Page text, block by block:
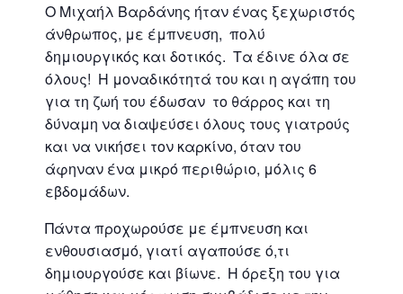
Ο Μιχαήλ Βαρδάνης ήταν ένας ξεχωριστός
άνθρωπος, με έμπνευση, πολύ
δημιουργικός και δοτικός. Τα έδινε όλα σε
όλους! Η μοναδικότητά του και η αγάπη του
για τη ζωή του έδωσαν το θάρρος και τη
δύναμη να διαψεύσει όλους τους γιατρούς
και να νικήσει τον καρκίνο, όταν του
άφηναν ένα μικρό περιθώριο, μόλις 6
εβδομάδων.
Πάντα προχωρούσε με έμπνευση και
ενθουσιασμό, γιατί αγαπούσε ό,τι
δημιουργούσε και βίωνε. Η όρεξη του για